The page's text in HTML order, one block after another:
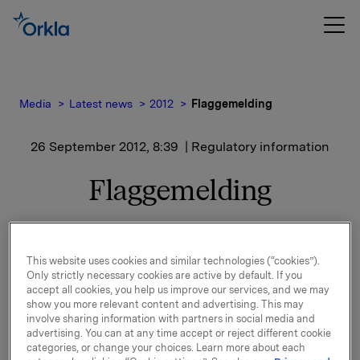
Media Latest news 2012 Flaggemelding
26 September 2012, 8:39 | Regulatory information
Flaggemelding
Renewable Energy Corporation ASA ("REC") til kurs
NOK 1,90 per aksje. Orkla har deretter ingått en total
return swap avtale for eksponering mot 200.000.000
aksjer i REC til samme kurs. Løpetid er seks måneder
med mindre partene blir enige om å avslutte avtalen
på et tidligere tidspunkt.
This website uses cookies and similar technologies (“cookies”).
Only strictly necessary cookies are active by default. If you
accept all cookies, you help us improve our services, and we may
show you more relevant content and advertising. This may
involve sharing information with partners in social media and
advertising. You can at any time accept or reject different cookie
categories, or change your choices. Learn more about each